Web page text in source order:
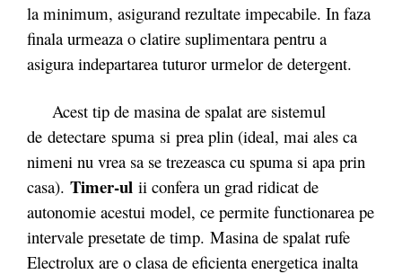
la minimum, asigurand rezultate impecabile. In faza
finala urmeaza o clatire suplimentara pentru a
asigura indepartarea tuturor urmelor de detergent.
Acest tip de masina de spalat are sistemul
de detectare spuma si prea plin (ideal, mai ales ca
nimeni nu vrea sa se trezeasca cu spuma si apa prin
casa). Timer-ul ii confera un grad ridicat de
autonomie acestui model, ce permite functionarea pe
intervale presetate de timp. Masina de spalat rufe
Electrolux are o clasa de eficienta energetica inalta